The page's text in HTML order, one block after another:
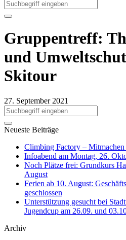
Gruppentreff:
und
Skitour
27. September 2021
Neueste Beiträge
Climbing Factory –
Infoabend am Montag, 26.
Noch Plätze frei: Grundkurs
August
Ferien ab 10. August:
geschlossen
Unterstützung gesucht bei
Jugendcup am 26.09. und
Archiv